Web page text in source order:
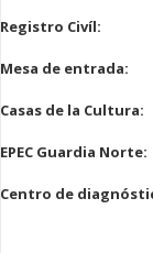
Registro Civíl:
Mesa de entrada:
Casas de la Cultura:
EPEC Guardia Norte:
Centro de